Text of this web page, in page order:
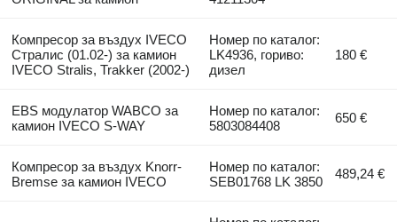
Компресор за въздух IVECO
Стралис (01.02-) за камион
IVECO Stralis, Trakker (2002-)
Номер по каталог:
LK4936, гориво:
дизел
180 €
EBS модулатор WABCO за
камион IVECO S-WAY
Номер по каталог:
5803084408
650 €
Компресор за въздух Knorr-
Bremse за камион IVECO
Номер по каталог:
SEB01768 LK 3850
489,24 €